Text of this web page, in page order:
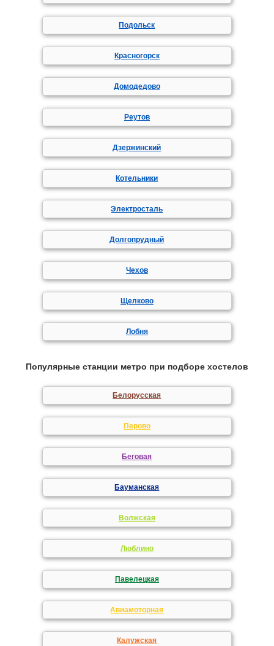
Подольск
Красногорск
Домодедово
Реутов
Дзержинский
Котельники
Электросталь
Долгопрудный
Чехов
Щелково
Лобня
Популярные станции метро при подборе хостелов
Белорусская
Перово
Беговая
Бауманская
Волжская
Люблино
Павелецкая
Авиамоторная
Калужская